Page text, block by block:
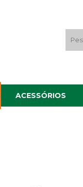
ACESSÓRIOS